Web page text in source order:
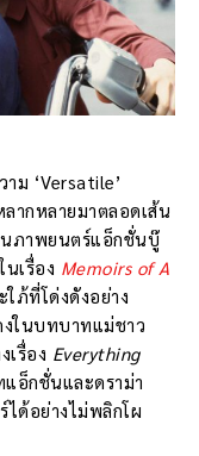
ม ‘Versatile’
ากหลายมาตลอดเส้น
นภาพยนตร์แอ็กชั่นบู๊
เรื่อง Memoirs of A
ภ้ที่โด่งดังอย่าง
ในบทบาทแม่ชาว
เรื่อง Everything
อ็กชั่นและดราม่า
ได้อย่างไม่พลิกโผ